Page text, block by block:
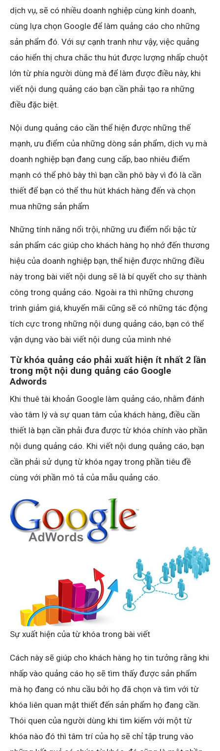
dịch vụ, sẽ có nhiều doanh nghiệp cùng kinh doanh,
cùng lựa chọn Google để làm quảng cáo cho những
sản phẩm đó. Với sự cạnh tranh như vậy, việc quảng
cáo hiển thị chưa chắc thu hút được lượng nhấp chuột
lớn từ phía người dùng mà để làm được điều này, khi
viết nội dung quảng cáo bạn cần phải tạo ra những
điều đặc biệt.
Nội dung quảng cáo cần thể hiện được những thế
mạnh, ưu điểm của những dòng sản phẩm, dịch vụ mà
doanh nghiệp bạn đang cung cấp, bao nhiêu điểm
mạnh có thể phô bày thì bạn cần phô bày vì đó là cần
thiết để bạn có thể thu hút khách hàng đến và chọn
mua những sản phẩm
Những tính năng nổi trội, những ưu điểm nổi bậc từ
sản phẩm các giúp cho khách hàng họ nhớ đến thương
hiệu của doanh nghiệp bạn, thể hiện được những điều
này trong bài viết nội dung sẽ là bí quyết cho sự thành
công trong quảng cáo. Ngoài ra thì những chương
trình giảm giá, khuyến mãi cũng sẽ có những tác động
tích cực trong những nội dung quảng cáo, bạn có thể
vận dụng vào bài viết nội dung của mình nhé
Từ khóa quảng cáo phải xuất hiện ít nhất 2 lần
trong một nội dung quảng cáo Google
Adwords
Khi thuê tài khoản Google làm quảng cáo, nhằm đánh
vào tâm lý và sự quan tâm của khách hàng, điều cần
thiết là bạn cần phải đưa được từ khóa chính vào phần
nội dung quảng cáo. Khi viết nội dung quảng cáo, bạn
cần phải sử dụng từ khóa ngay trong phần tiêu đề
cùng với phần mô tả của mẫu quảng cáo.
Sự xuất hiện của từ khóa trong bài viết
Cách này sẽ giúp cho khách hàng họ tin tưởng rằng khi
nhấp vào quảng cáo họ sẽ tìm thấy được sản phẩm
mà họ đang có nhu cầu bởi họ đã chọn và tìm với từ
khóa liên quan mật thiết đến sản phẩm họ đang cần.
Thói quen của người dùng khi tìm kiếm với một từ
khóa nào đó thì tâm trí của họ sẽ chỉ tập trung vào